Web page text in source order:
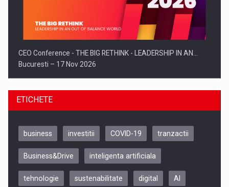
CEO Conference - THE BIG RETHINK - LEADERSHIP IN AN…
Bucuresti – 17 Nov 2026
ETICHETE
business investitii COVID-19 tranzactii
Business&Drive inteligenta artificiala
tehnologie sustenabilitate digital AI